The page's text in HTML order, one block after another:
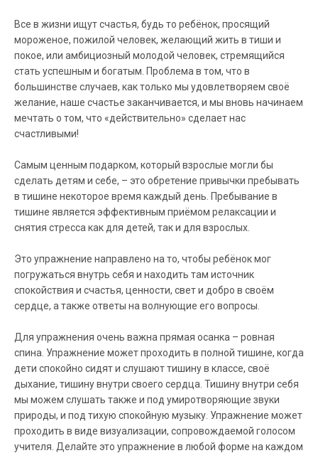
Все в жизни ищут счастья, будь то ребёнок, просящий
мороженое, пожилой человек, желающий жить в тиши и
покое, или амбициозный молодой человек, стремящийся
стать успешным и богатым. Проблема в том, что в
большинстве случаев, как только мы удовлетворяем своё
желание, наше счастье заканчивается, и мы вновь начинаем
мечтать о том, что «действительно» сделает нас
счастливыми!
Самым ценным подарком, который взрослые могли бы
сделать детям и себе, – это обретение привычки пребывать
в тишине некоторое время каждый день. Пребывание в
тишине является эффективным приёмом релаксации и
снятия стресса как для детей, так и для взрослых.
Это упражнение направлено на то, чтобы ребёнок мог
погружаться внутрь себя и находить там источник
спокойствия и счастья, ценности, свет и добро в своём
сердце, а также ответы на волнующие его вопросы.
Для упражнения очень важна прямая осанка – ровная
спина. Упражнение может проходить в полной тишине, когда
дети спокойно сидят и слушают тишину в классе, своё
дыхание, тишину внутри своего сердца. Тишину внутри себя
мы можем слушать также и под умиротворяющие звуки
природы, и под тихую спокойную музыку. Упражнение может
проходить в виде визуализации, сопровождаемой голосом
учителя. Делайте это упражнение в любой форме на каждом